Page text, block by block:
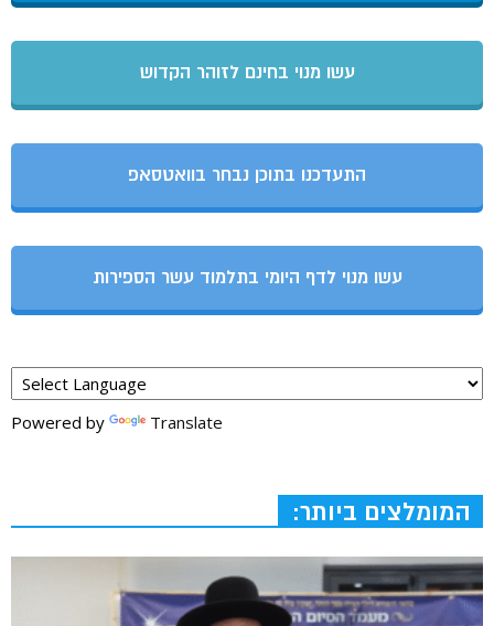
עשו מנוי בחינם לזוהר הקדוש
התעדכנו בתוכן נבחר בוואטסאפ
עשו מנוי לדף היומי בתלמוד עשר הספירות
Powered by Translate
המומלצים ביותר: